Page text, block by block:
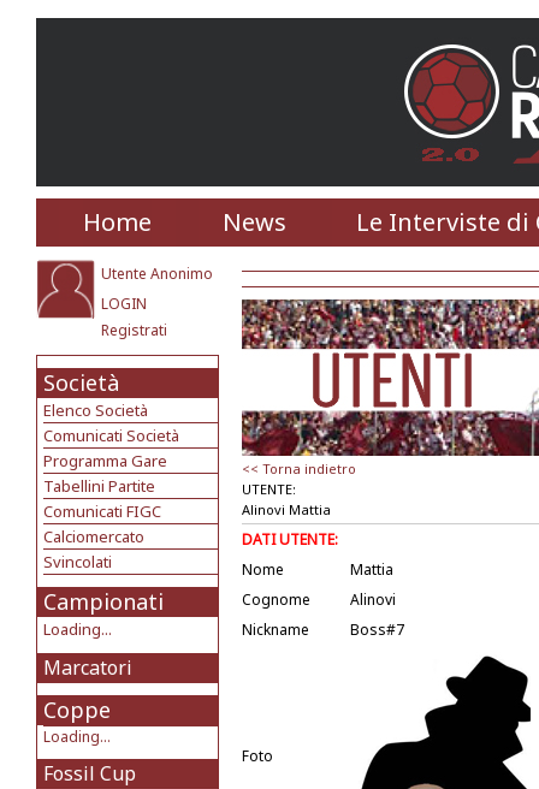
Home News Le Interviste di
Utente Anonimo
LOGIN
Registrati
Società
Elenco Società
Comunicati Società
Programma Gare
Tabellini Partite
Comunicati FIGC
Calciomercato
Svincolati
Campionati
Loading...
Marcatori
Coppe
Loading...
Fossil Cup
<< Torna indietro
UTENTE:
Alinovi Mattia
DATI UTENTE:
Nome
Mattia
Cognome
Alinovi
Nickname
Boss#7
Foto